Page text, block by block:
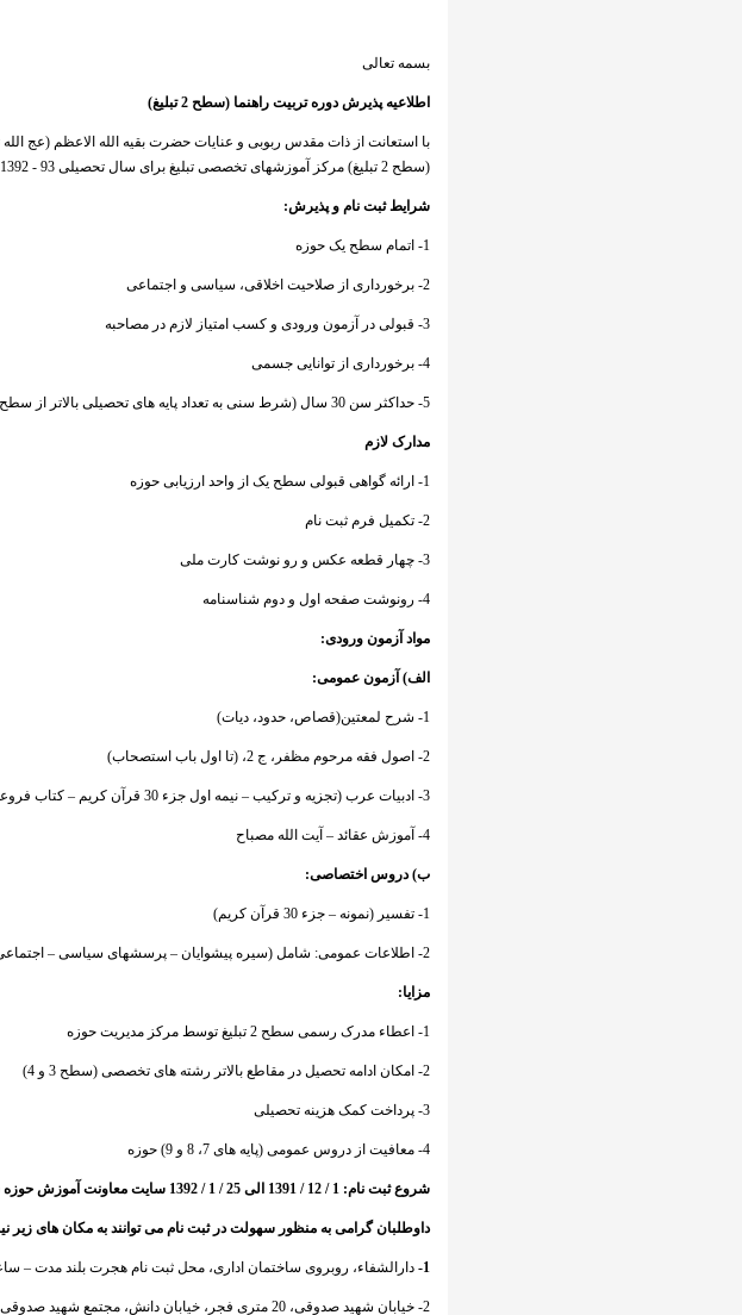
بسمه تعالی
اطلاعیه پذیرش دوره تربیت راهنما (سطح 2 تبلیغ)
با استعانت از ذات مقدس ربوبی و عنایات حضرت بقیه الله الاعظم (عج
(سطح 2 تبلیغ) مرکز آموزشهای تخصصی تبلیغ برای سال تحصیلی 93 - 1392 ثبت نام می نماید.
شرایط ثبت نام و پذیرش:
1- اتمام سطح یک حوزه
2- برخورداری از صلاحیت اخلاقی، سیاسی و اجتماعی
3- قبولی در آزمون ورودی و کسب امتیاز لازم در مصاحبه
4- برخورداری از توانایی جسمی
5- حداکثر سن 30 سال (شرط سنی به تعداد پایه های تحصیلی بالاتر از سطح یک افزایش می یابد)
مدارک لازم
1- ارائه گواهی قبولی سطح یک از واحد ارزیابی حوزه
2- تکمیل فرم ثبت نام
3- چهار قطعه عکس و رو نوشت کارت ملی
4- رونوشت صفحه اول و دوم شناسنامه
مواد آزمون ورودی:
الف) آزمون عمومی:
1- شرح لمعتین(قصاص، حدود، دیات)
2- اصول فقه مرحوم مظفر، ج 2، (تا اول باب استصحاب)
3- ادبیات عرب (تجزیه و ترکیب – نیمه اول جزء 30 قرآن کریم – کتاب فروعی از قرآن، نویسنده» علی افراسیابی)
4- آموزش عقائد – آیت الله مصباح
ب) دروس اختصاصی:
1- تفسیر (نمونه – جزء 30 قرآن کریم)
2- اطلاعات عمومی: شامل (سیره پیشوایان – پرسشهای سیاسی – اجتماعی – متن قانون اساسی)
مزایا:
1- اعطاء مدرک رسمی سطح 2 تبلیغ توسط مرکز مدیریت حوزه
2- امکان ادامه تحصیل در مقاطع بالاتر رشته های تخصصی (سطح 3 و 4)
3- پرداخت کمک هزینه تحصیلی
4- معافیت از دروس عمومی (پایه های 7، 8 و 9) حوزه
شروع ثبت نام: 1 / 12 / 1391 الی 25 / 1 / 1392 سایت معاونت آموزش حوزه (
داوطلبان گرامی به منظور سهولت در ثبت نام می توانند به مکان های زیر
1- دارالشفاء، روبروی ساختمان اداری، محل ثبت نام هجرت بلند مدت – ساعت 9 الی
2- خیابان شهید صدوقی، 20 متری فجر، خیابان دانش،